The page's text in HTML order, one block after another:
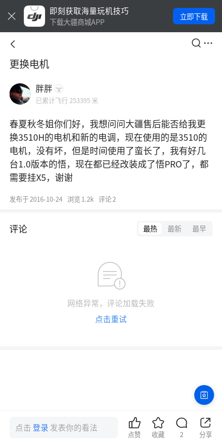
即刻获取海量玩机技巧
下载大疆商城APP
立即下载
更换电机
胖胖
已累计飞行 253395 米
春夏秋冬姐你们好，我想问问大疆售后能否给我更
换3510H的电机和新的电调，现在使用的是3510的
电机，没有坏，但是时间使用了蛮长了，我有好几
台1.0版本的悟，现在都已经改装成了悟PRO了，都
需要挂X5，谢谢
发布于2016-10-24 浏览 1.2k 评论2
评论 最热 最新 最早
网络异常，评论加载失败
点击重试
点击登录 发表你的看法
点赞 收藏 2 分享